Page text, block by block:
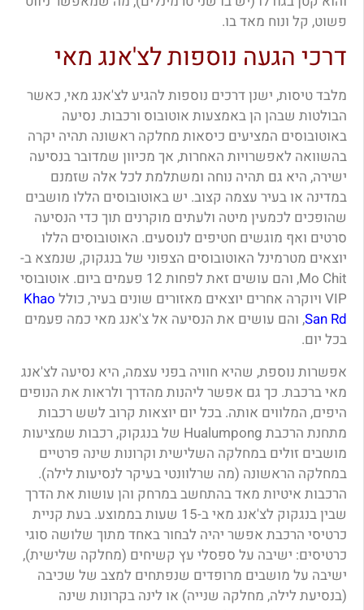
פשוט, קל ונוח מאד בו.
דרכי הגעה נוספות לצ'אנג מאי
מלבד טיסות, ישנן דרכים נוספות להגיע לצ'אנג מאי, כאשר
הבולטות שבהן הן באמצעות אוטובוס ורכבות. נסיעה
באוטובוסים המציעים כיסאות מחלקה ראשונה תהיה יקרה
בהשוואה לאפשרויות האחרות, אך מכיוון שמדובר בנסיעה
ישירה, היא גם תהיה נוחה ומשתלמת לכל אלה שזמנם
במדינה או בעיר עצמה קצוב. יש באוטובוסים הללו מושבים
שהופכים לכמעין מיטה ולעתים מוקרנים תוך כדי הנסיעה
סרטים ואף מוגשים חטיפים לנוסעים. האוטובוסים הללו
יוצאים מטרמינל האוטובוסים הצפוני של בנגקוק, שנמצא ב-
Mo Chit, והם עושים זאת לפחות 12 פעמים ביום. אוטובוסי
VIP ויוקרה אחרים יוצאים מאזורים שונים בעיר, כולל
Khao
San Rd, והם עושים את הנסיעה אל צ'אנג מאי כמה פעמים
בכל יום.
אפשרות נוספת, שהיא חוויה בפני עצמה, היא נסיעה לצ'אנג
מאי ברכבת. כך גם אפשר ליהנות מהדרך ולראות את הנופים
היפים, המלווים אותה. בכל יום יוצאות קרוב לשש רכבות
מתחנת הרכבת Hualumpong של בנגקוק, רכבות שמציעות
מושבים זולים במחלקה השלישית וקרונות שינה פרטיים
במחלקה הראשונה (מה שרלוונטי בעיקר לנסיעות לילה).
הרכבות איטיות מאד בהתחשב במרחק והן עושות את הדרך
שבין בנגקוק לצ'אנג מאי ב-15 שעות בממוצע. בעת קניית
כרטיסי הרכבת אפשר יהיה לבחור באחד מתוך שלושה סוגי
כרטיסים: ישיבה על ספסלי עץ קשיחים (מחלקה שלישית),
ישיבה על מושבים מרופדים שנפתחים למצב של שכיבה
(בנסיעת לילה, מחלקה שנייה) או לינה בקרונות שינה